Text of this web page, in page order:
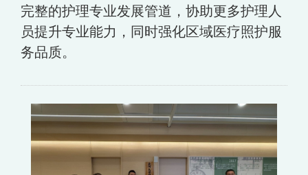
完整的护理专业发展管道，协助更多护理人
员提升专业能力，同时强化区域医疗照护服
务品质。